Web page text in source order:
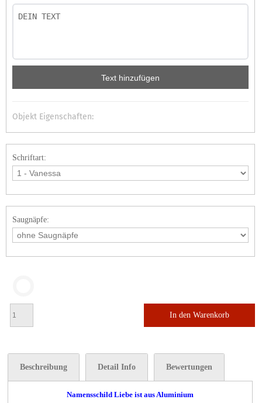
Text hinzufügen
Objekt Eigenschaften:
Schriftart:
Saugnäpfe:
In den Warenkorb
Beschreibung Detail Info Bewertungen
Namensschild Liebe ist aus Aluminium